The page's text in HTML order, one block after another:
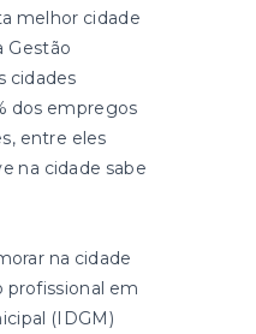
melhor cidade
Gestão
cidades
dos empregos
entre eles
na cidade sabe
na cidade
em
(IDGM)